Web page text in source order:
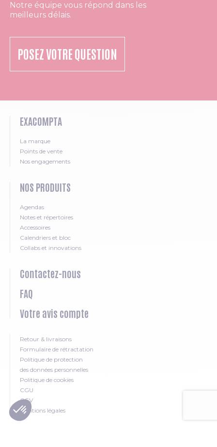
Notre équipe vous répond dans les
meilleurs délais.
POSEZ VOTRE QUESTION
EXACOMPTA
La marque
Points de vente
Nos engagements
NOS PRODUITS
Agendas
Notes et répertoires
Accessoires
Calendriers et bloc
Collabs et innovations
Contactez-nous
FAQ
Votre avis compte
Retour & livraisons
Formulaire de rétractation
Politique de protection
des données personnelles
Politique de cookies
CGU
CGV
Mentions légales